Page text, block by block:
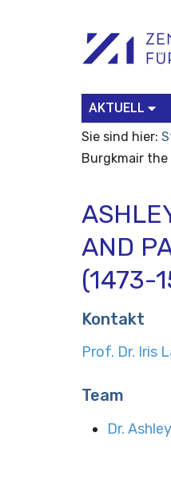
Werkzeuge
Search…
AKTUELL
Sie sind hier:
Burgkmair the
AND
(1473-
Kontakt
Prof. Dr. Iris
Team
Dr.